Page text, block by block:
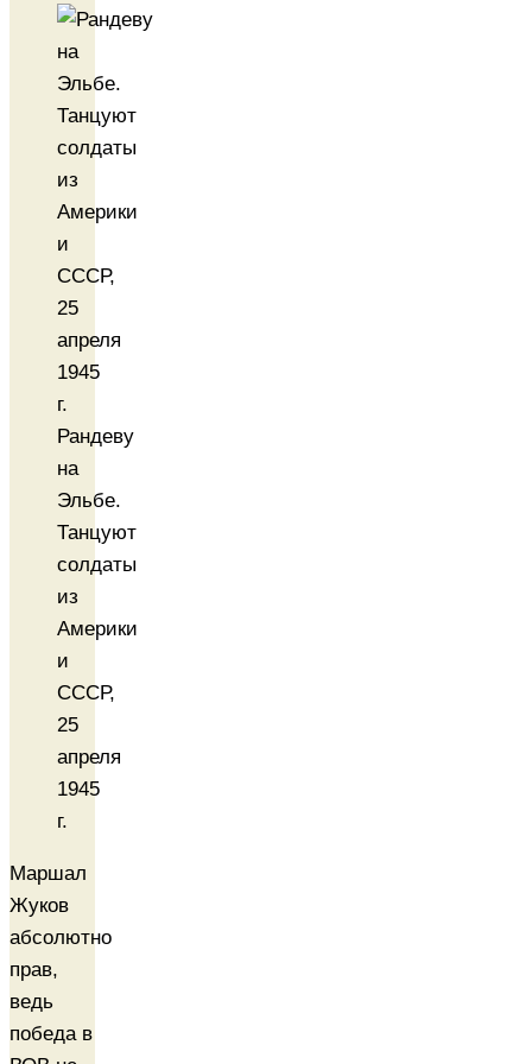
Рандеву
на
Эльбе.
Танцуют
солдаты
из
Америки
и
СССР,
25
апреля
1945
г.
Маршал
Жуков
абсолютно
прав,
ведь
победа в